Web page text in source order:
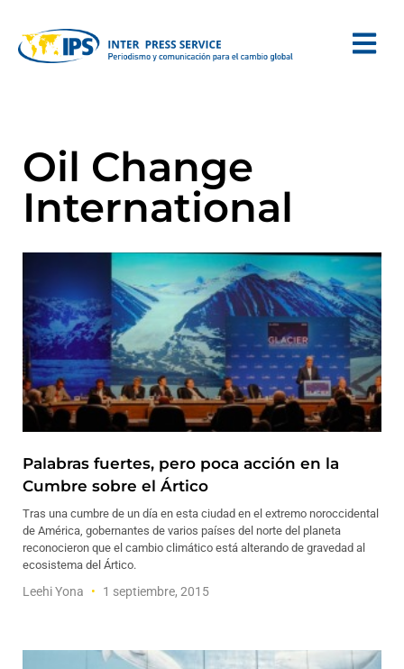
Oil Change
International
Palabras fuertes, pero poca acción en la
Cumbre sobre el Ártico
Tras una cumbre de un día en esta ciudad en el extremo noroccidental
de América, gobernantes de varios países del norte del planeta
reconocieron que el cambio climático está alterando de gravedad al
ecosistema del Ártico.
Leehi Yona 1 septiembre, 2015